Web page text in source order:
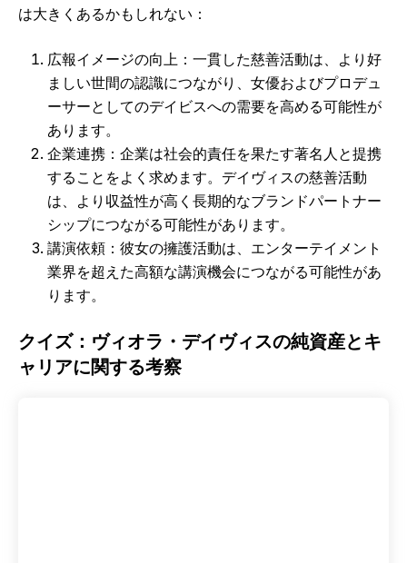
は大きくあるかもしれない：
広報イメージの向上：一貫した慈善活動は、より好
ましい世間の認識につながり、女優およびプロデュ
ーサーとしてのデイビスへの需要を高める可能性が
あります。
企業連携：企業は社会的責任を果たす著名人と提携
することをよく求めます。デイヴィスの慈善活動
は、より収益性が高く長期的なブランドパートナー
シップにつながる可能性があります。
講演依頼：彼女の擁護活動は、エンターテイメント
業界を超えた高額な講演機会につながる可能性があ
ります。
クイズ：ヴィオラ・デイヴィスの純資産とキ
ャリアに関する考察